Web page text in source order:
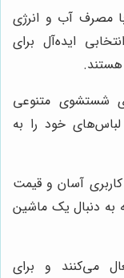
مصرف آب و انرژی
ایده‌آل برای
هستند.
شستشوی متنوعی
خود را به
کاربری آسان و قیمت
به دنبال یک ماشین
می‌کنند و برای